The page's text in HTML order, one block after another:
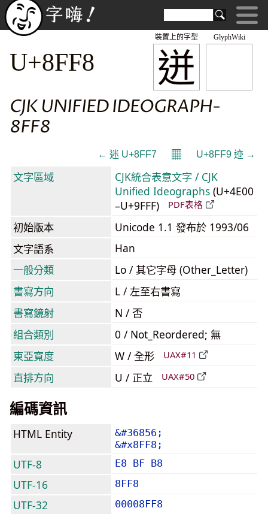
GlyphWiki
迸
裝置上的字型
U+8FF8
CJK UNIFIED IDEOGRAPH-
8FF8
← 迷 U+8FF7 𝄜 U+8FF9 迹 →
文字區域
CJK統合表意文字 / CJK
Unified Ideographs (U+4E00
–U+9FFF)
PDF表格
初始版本
Unicode 1.1 發布於 1993/06
文字語系
Han
一般分類
Lo / 其它字母 (Other_Letter)
書寫方向
L / 左至右書寫
書寫鏡射
N / 否
組合類別
0 / Not_Reordered; 無
東亞寬度
W / 全形 UAX#11
直排方向 U / 正立 UAX#50
編碼資訊
HTML Entity
&#36856;
&#x8FF8;
UTF-8 E8 BF B8
UTF-16 8FF8
UTF-32 00008FF8